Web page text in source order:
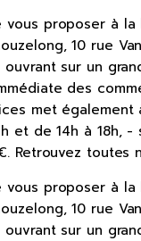
vous proposer
10 rue
sur un
des
met
et de 14h à
Retrouvez
vous proposer
10 rue
sur un